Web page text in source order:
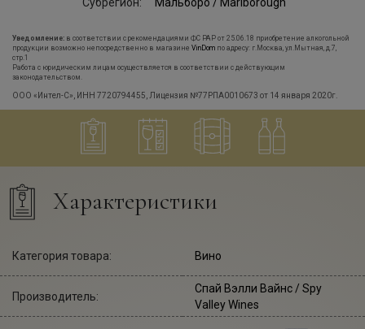
Уведомление: в соответствии с рекомендациями ФС РАР от 25.06.18 приобретение алкогольной
продукции возможно непосредственно в магазине VinDom по адресу: г.Москва, ул.Мытная, д.7,
стр.1
Работа с юридическим лицам осуществляется в соответствии с действующим
законодательством.
ООО «Интел-С», ИНН 7720794455, Лицензия №77РПА0010673 от 14 января 2020г.
Характеристики
Категория товара: Вино
Производитель:
Спай Вэлли Вайнс / Spy
Valley Wines